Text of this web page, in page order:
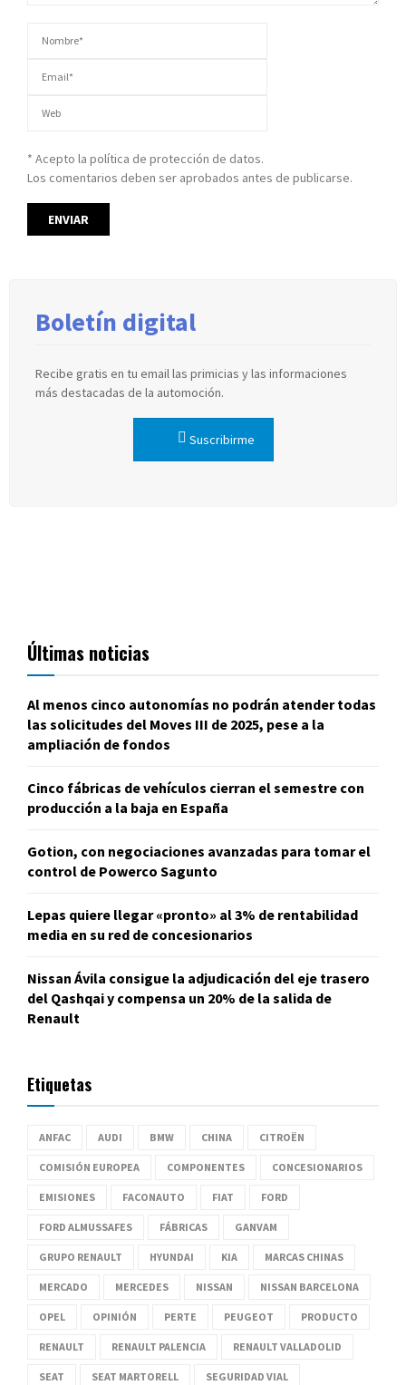
* Acepto la política de protección de datos.
Los comentarios deben ser aprobados antes de publicarse.
Boletín digital
Recibe gratis en tu email las primicias y las informaciones
más destacadas de la automoción.
Suscribirme
Últimas noticias
Al menos cinco autonomías no podrán atender todas
las solicitudes del Moves III de 2025, pese a la
ampliación de fondos
Cinco fábricas de vehículos cierran el semestre con
producción a la baja en España
Gotion, con negociaciones avanzadas para tomar el
control de Powerco Sagunto
Lepas quiere llegar «pronto» al 3% de rentabilidad
media en su red de concesionarios
Nissan Ávila consigue la adjudicación del eje trasero
del Qashqai y compensa un 20% de la salida de
Renault
Etiquetas
ANFAC AUDI BMW CHINA CITROËN
COMISIÓN EUROPEA COMPONENTES CONCESIONARIOS
EMISIONES FACONAUTO FIAT FORD
FORD ALMUSSAFES FÁBRICAS GANVAM
GRUPO RENAULT HYUNDAI KIA MARCAS CHINAS
MERCADO MERCEDES NISSAN NISSAN BARCELONA
OPEL OPINIÓN PERTE PEUGEOT PRODUCTO
RENAULT RENAULT PALENCIA RENAULT VALLADOLID
SEAT SEAT MARTORELL SEGURIDAD VIAL